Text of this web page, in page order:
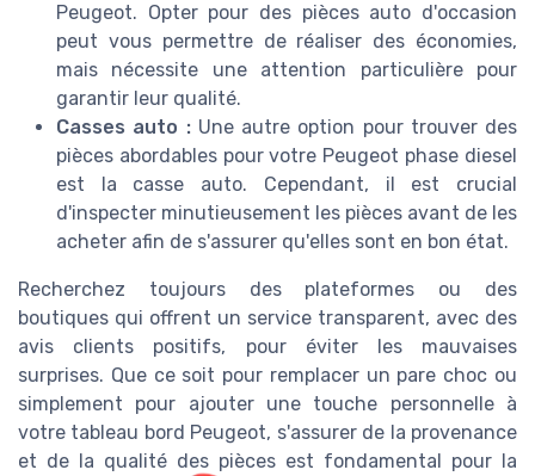
Peugeot. Opter pour des pièces auto d'occasion
peut vous permettre de réaliser des économies,
mais nécessite une attention particulière pour
garantir leur qualité.
Casses auto :Une autre option pour trouver des
pièces abordables pour votre Peugeot phase diesel
est la casse auto. Cependant, il est crucial
d'inspecter minutieusement les pièces avant de les
acheter afin de s'assurer qu'elles sont en bon état.
Recherchez toujours des plateformes ou des
boutiques qui offrent un service transparent, avec des
avis clients positifs, pour éviter les mauvaises
surprises. Que ce soit pour remplacer un pare choc ou
simplement pour ajouter une touche personnelle à
votre tableau bord Peugeot, s'assurer de la provenance
et de la qualité des pièces est fondamental pour la